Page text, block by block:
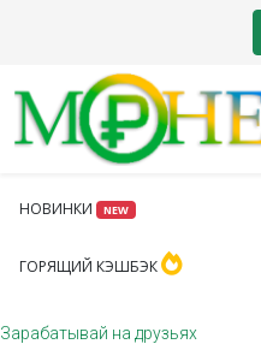
НОВИНКИ NEW
ГОРЯЩИЙ КЭШБЭК
Зарабатывай на друзьях